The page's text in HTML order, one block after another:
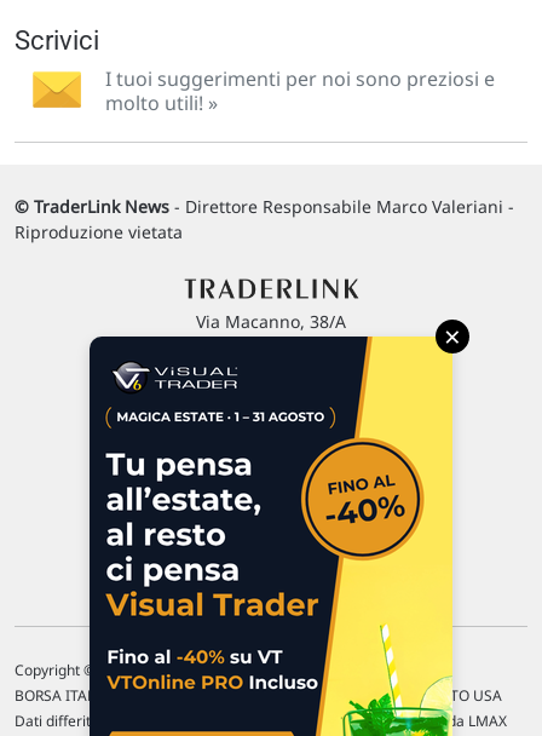
Scrivici
I tuoi suggerimenti per noi sono preziosi e
molto utili! »
© TraderLink News - Direttore Responsabile Marco Valeriani -
Riproduzione vietata
Via Macanno, 38/A
P.IVA 02 452 460 401
Commenti e segnalazioni
Contattaci
Copyright © 1996-2026 Traderlink Italia s.r.l.
BORSA ITALIANA Quotazioni di borsa differite di 15 min. / MERCATO USA
Dati differiti di 15 min. (fonte Intrinio) / FOREX Quotazioni fornite da LMAX
×